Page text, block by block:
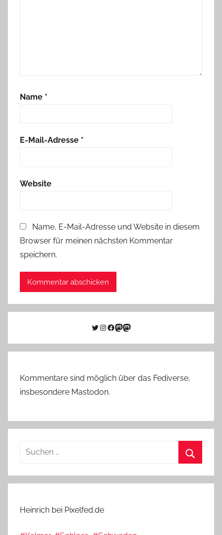
Name *
E-Mail-Adresse *
Website
Name, E-Mail-Adresse und Website in diesem
Browser für meinen nächsten Kommentar
speichern.
Twitter
Instagram
Facebook
Link zu Mastodon
Mastodon
Kommentare sind möglich über das Fediverse,
insbesondere Mastodon.
Suchen
Heinrich bei Pixelfed.de